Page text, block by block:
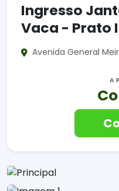
Ingresso
Vaca - Prato
Avenida General
A